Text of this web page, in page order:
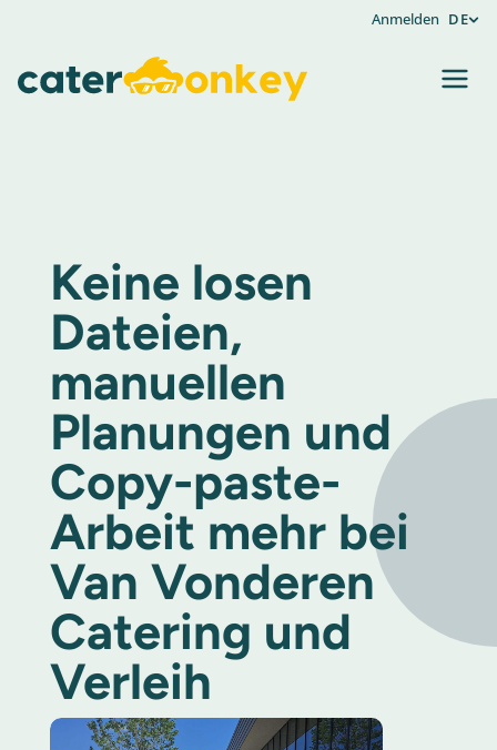
Anmelden DE
Keine losen
Dateien,
manuellen
Planungen und
Copy-paste-
Arbeit mehr bei
Van Vonderen
Catering und
Verleih